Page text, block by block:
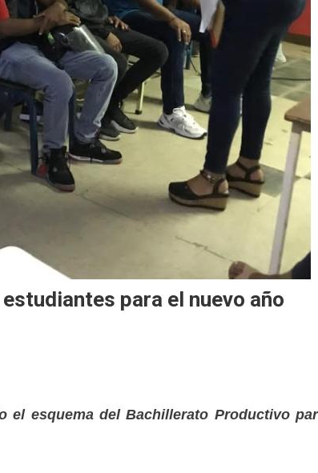
para el nuevo año
el esquema del Bachillerato Productivo